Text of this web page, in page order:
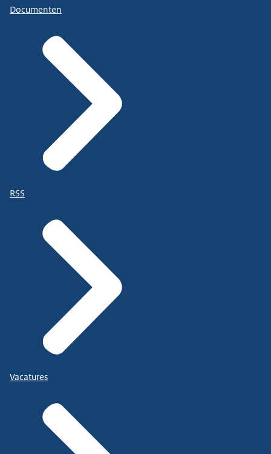
fraudehelpdesk.nl
of telefonisch via 088-
7867372. Ze bieden advies en ondersteuning bij
de aangifte bij de politie en andere betrokken
organisaties bijvoorbeeld je bank. De
Fraudehelpdesk geeft informatie en advies om je
te helpen voorkomen dat je (opnieuw) slachtoffer
wordt van cybercrime
• Politie en justitie hebben de afgelopen jaren
extra geïnvesteerd in capaciteit voor een betere
aanpak van cybercrime.
Documenten
RSS
Vacatures